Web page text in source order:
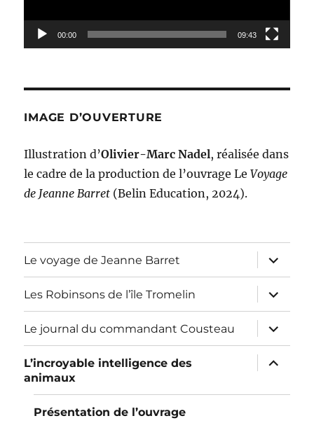
00:00 09:43
IMAGE D’OUVERTURE
Illustration d’Olivier-Marc Nadel, réalisée dans
le cadre de la production de l’ouvrage LeVoyage
de Jeanne Barret (Belin Education, 2024).
Le voyage de Jeanne Barret
ouvrir
le
sous-
menu
Les Robinsons de l’île Tromelin
ouvrir
le
sous-
menu
Le journal du commandant Cousteau
ouvrir
le
sous-
menu
L’incroyable intelligence des
animaux
ouvrir
le
menu
Présentation de l’ouvrage